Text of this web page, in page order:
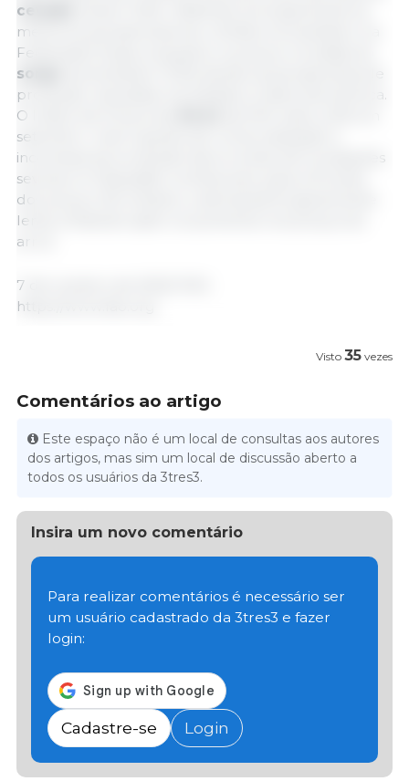
cevada
melhores perspectivas de colheita na Austrália e na
Federação Russa, enquanto os preços mundiais do
sorgo
produção reduzidas nos Estados Unidos da América.
O Índice de Preços de
setembro. Interrupções de comercialização e
incertezas de produção decorrentes de inundações
severas no Paquistão contribuíram para a firmeza
dos preços. No entanto, a demanda foi geralmente
lenta, limitando assim os aumentos nos preços do
arroz.
7 de outubro de 2022/ FAO.
https://www.fao.org
Visto 35 vezes
Comentários ao artigo
Este espaço não é um local de consultas aos autores
dos artigos, mas sim um local de discussão aberto a
todos os usuários da 3tres3.
Insira um novo comentário
Para realizar comentários é necessário ser
um usuário cadastrado da 3tres3 e fazer
login:
Cadastre-se Login